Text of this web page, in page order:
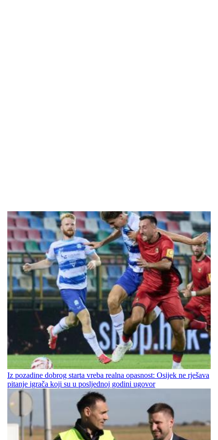
Iz pozadine dobrog starta vreba realna opasnost: Osijek ne rješava
pitanje igrača koji su u posljednoj godini ugovor